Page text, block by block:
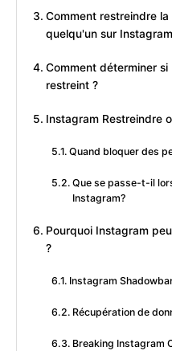
Comment restreindre
quelqu'un sur Instagram
Comment déterminer
restreint ?
Instagram Restreindre
Quand bloquer des
Que se passe-t-il
Instagram?
Pourquoi Instagram
?
Instagram
Récupération de
Breaking Instagram